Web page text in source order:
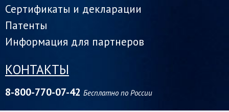
Сертификаты и декларации
Патенты
Информация для партнеров
КОНТАКТЫ
8-800-770-07-42 Бесплатно по России